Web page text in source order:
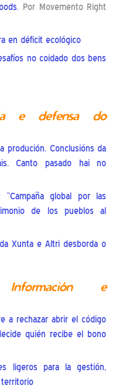
. Por Movemento Right
en déficit ecológico
no coidado dos bens
e defensa do
produción. Conclusións da
Canto pasado hai no
“Campaña global por las
de los pueblos al
Xunta e Altri desborda o
e
a rechazar abrir el código
quién recibe el bono
ligeros para la gestión,